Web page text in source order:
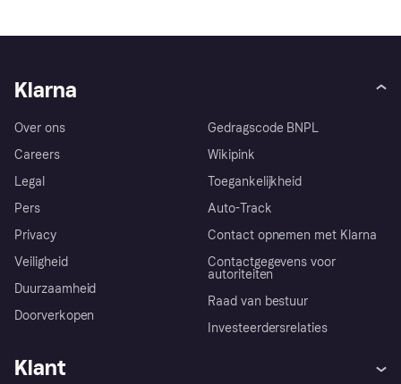
Klarna
Over ons
Careers
Legal
Pers
Privacy
Veiligheid
Duurzaamheid
Doorverkopen
Gedragscode BNPL
Wikipink
Toegankelijkheid
Auto-Track
Contact opnemen met Klarna
Contactgegevens voor
autoriteiten
Raad van bestuur
Investeerdersrelaties
Klant